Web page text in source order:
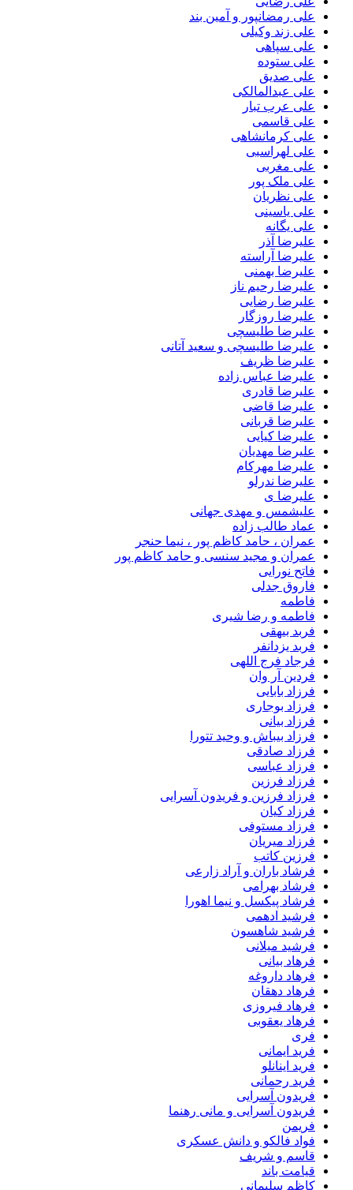
علی رمضانپور و آمین بند
علی زند وکیلی
علی سپاهی
علی ستوده
علی صدیق
علی عبدالمالکی
علی عرب تبار
علی قاسمی
علی کرمانشاهی
علی لهراسبی
علی مغربی
علی ملک پور
علی نظریان
علی یاسینی
علی یگانه
علیرضا آذر
علیرضا آراسته
علیرضا بهمنی
علیرضا رحیم ناز
علیرضا رضایی
علیرضا روزگار
علیرضا طلیسچی
علیرضا طلیسچی و سعید آتانی
علیرضا ظریف
علیرضا عباس زاده
علیرضا قادری
علیرضا قاضی
علیرضا قربانی
علیرضا کیایی
علیرضا مهدیان
علیرضا مهرکام
علیرضا ندرلو
علیرضا ی
علیشمس و مهدی جهانی
عماد طالب زاده
عمران ، حامد کاظم پور ، نیما حنجر
عمران و مجید سنسی و حامد کاظم پور
فاتح نورایی
فاروق جدلی
فاطمه
فاطمه و رضا شیری
فربد بیهقی
فربد یزدانفر
فرجاد فرج اللهی
فردین آر وان
فرزاد بابایی
فرزاد بوجاری
فرزاد بیانی
فرزاد بیباش و وحید تتورا
فرزاد صادقی
فرزاد عباسی
فرزاد فرزین
فرزاد فرزین و فریدون آسرایی
فرزاد کیان
فرزاد مستوفی
فرزاد میریان
فرزین کاتب
فرشاد باران و آراد زارعی
فرشاد بهرامی
فرشاد پیکسل و نیما اهورا
فرشید ادهمی
فرشید شاهسون
فرشید میلانی
فرهاد بیانی
فرهاد داروغه
فرهاد دهقان
فرهاد فیروزی
فرهاد یعقوبی
فری
فرید ایمانی
فرید اینانلو
فرید رحمانی
فریدون آسرایی
فریدون آسرایی و مانی رهنما
فریمن
فواد فالکو و دانش عسکری
قاسم و شریف
قیامت باند
کاظم سلیمانی